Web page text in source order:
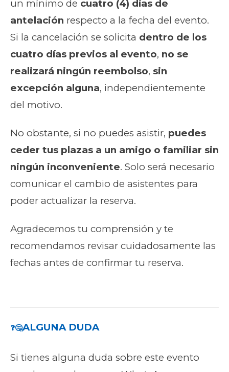
un mínimo de cuatro (4) días de
antelación respecto a la fecha del evento.
Si la cancelación se solicita dentro de los
cuatro días previos al evento, no se
realizará ningún reembolso, sin
excepción alguna, independientemente
del motivo.
No obstante, si no puedes asistir, puedes
ceder tus plazas a un amigo o familiar sin
ningún inconveniente. Solo será necesario
comunicar el cambio de asistentes para
poder actualizar la reserva.
Agradecemos tu comprensión y te
recomendamos revisar cuidadosamente las
fechas antes de confirmar tu reserva.
❓🤔ALGUNA DUDA
Si tienes alguna duda sobre este evento